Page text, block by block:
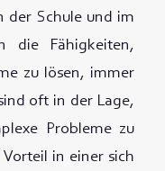
der Schule und im
die Fähigkeiten,
zu lösen, immer
oft in der Lage,
Probleme zu
in einer sich